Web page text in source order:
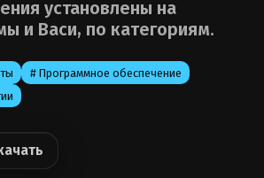
установлены на
и Васи, по категориям.
# Программное обеспечение